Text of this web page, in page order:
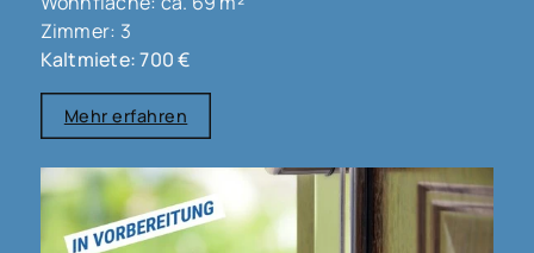
Zimmer: 3
Kaltmiete: 700 €
Mehr erfahren